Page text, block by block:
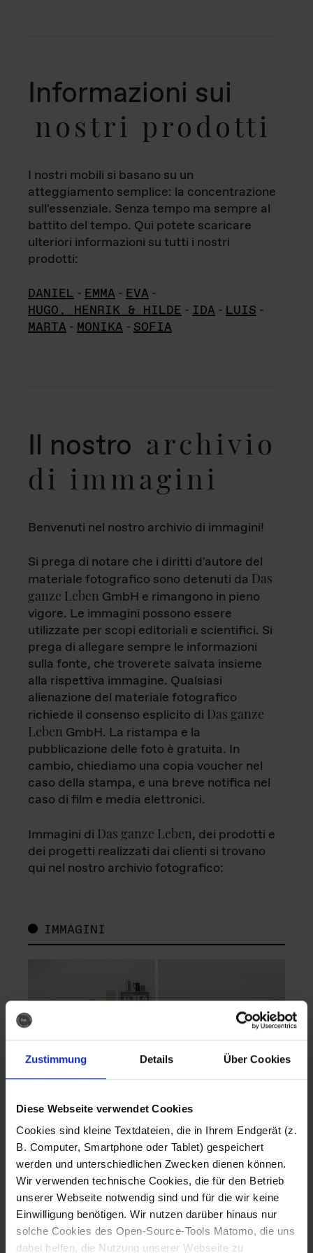
Zustimmung Details Über Cookies
Diese Webseite verwendet Cookies
Cookies sind kleine Textdateien, die in Ihrem Endgerät (z.
B. Computer, Smartphone oder Tablet) gespeichert
werden und unterschiedlichen Zwecken dienen können.
Wir verwenden technische Cookies, die für den Betrieb
unserer Webseite notwendig sind und für die wir keine
Einwilligung benötigen. Wir nutzen darüber hinaus nur
solche Cookies des Open-Source-Tools Matomo, die uns
dabei helfen, die Nutzung unserer Webseite zu
Informazioni sui
nostri prodotti
I nostri mobili si basano su un
atteggiamento semplice: la concentrazione
sull'essenziale. Senza tempo ma sempre al
battito del tempo. Qui potete scaricare
ulteriori informazioni su tutti i nostri
prodotti:
DANIEL - EMMA - EVA -
HUGO, HENRIK & HILDE - IDA - LUIS -
MARTA - MONIKA - SOFIA
Il nostro archivio
di immagini
Benvenuti nel nostro archivio di immagini!
Si prega di notare che i diritti d'autore del
materiale fotografico sono detenuti da Das
ganze Leben GmbH e rimangono in pieno
vigore. Le immagini possono essere
utilizzate per scopi editoriali e scientifici. Si
prega di allegare sempre le informazioni
sulla fonte, che troverete salvata insieme
alla rispettiva immagine. Qualsiasi
alienazione del materiale fotografico
richiede il consenso esplicito di Das ganze
Leben GmbH. La ristampa e la
pubblicazione delle foto è gratuita. In
cambio, chiediamo una copia voucher nel
caso della stampa, e una breve notifica nel
caso di film e media elettronici.
Immagini di Das ganze Leben, dei prodotti e
dei progetti realizzati dai clienti si trovano
qui nel nostro archivio fotografico:
IMMAGINI
Fotografo: Lorenz
Sternbach
Download
Fotografo: Lorenz
Sternbach
Download